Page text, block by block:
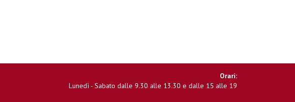
Orari:
Lunedì - Sabato dalle 9.30 alle 13.30 e dalle 15 alle 19